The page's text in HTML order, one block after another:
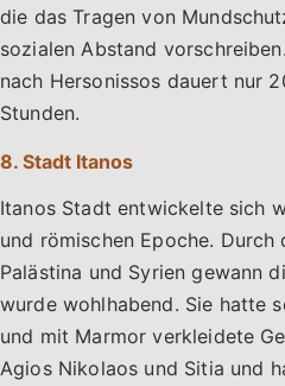
die das Tragen von
sozialen Abstand
nach Hersonissos dauert nur
Stunden.
8. Stadt Itanos
Itanos Stadt entwickelte sich
und römischen Epoche. Durch
Palästina und Syrien gewann
wurde wohlhabend. Sie hatte
und mit Marmor verkleidete
Agios Nikolaos und Sitia und